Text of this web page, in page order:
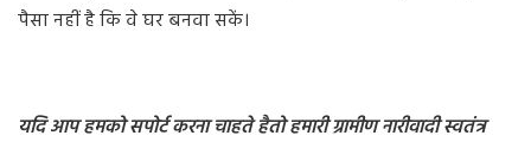
पैसा नहीं है कि वे घर बनवा सकें।
यदि आप हमको सपोर्ट करना चाहते हैतो हमारी ग्रामीण नारीवादी स्वतंत्र